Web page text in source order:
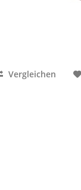
Vergleichen